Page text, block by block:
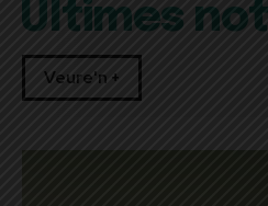
Últimes
Veure'n +